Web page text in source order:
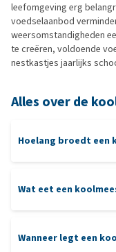
leefomgeving erg
voedselaanbod
weersomstandigheden
te creëren, voldoende
nestkastjes jaarlijks
Alles over de
Hoelang broedt een
Wat eet een
Wanneer legt een